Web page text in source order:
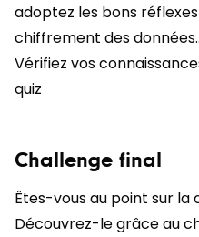
adoptez les bons réflexes
chiffrement des
Vérifiez vos
quiz
Challenge final
Êtes-vous au point sur la
Découvrez-le grâce au